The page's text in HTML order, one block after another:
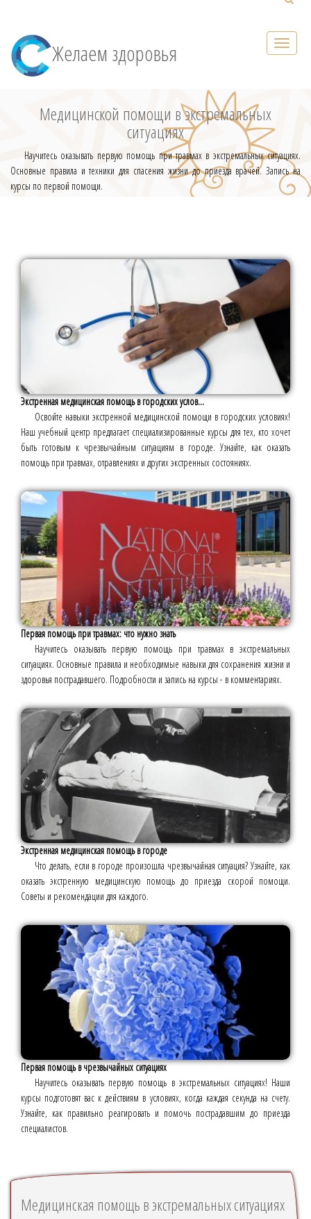
Желаем здоровья
Медицинской помощи в экстремальных
ситуациях
Научитесь оказывать первую помощь при травмах в экстремальных ситуациях.
Основные правила и техники для спасения жизни до приезда врачей. Запись на
курсы по первой помощи.
Экстренная медицинская помощь в городских услов...
Освойте навыки экстренной медицинской помощи в городских условиях!
Наш учебный центр предлагает специализированные курсы для тех, кто хочет
быть готовым к чрезвычайным ситуациям в городе. Узнайте, как оказать
помощь при травмах, отравлениях и других экстренных состояниях.
Первая помощь при травмах: что нужно знать
Научитесь оказывать первую помощь при травмах в экстремальных
ситуациях. Основные правила и необходимые навыки для сохранения жизни и
здоровья пострадавшего. Подробности и запись на курсы - в комментариях.
Экстренная медицинская помощь в городе
Что делать, если в городе произошла чрезвычайная ситуация? Узнайте, как
оказать экстренную медицинскую помощь до приезда скорой помощи.
Советы и рекомендации для каждого.
Первая помощь в чрезвычайных ситуациях
Научитесь оказывать первую помощь в экстремальных ситуациях! Наши
курсы подготовят вас к действиям в условиях, когда каждая секунда на счету.
Узнайте, как правильно реагировать и помочь пострадавшим до приезда
специалистов.
Медицинская помощь в экстремальных ситуациях